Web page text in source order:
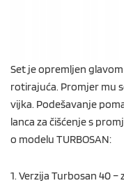
Set je opremljen
rotirajuća. Promjer mu
vijka. Podešavanje
lanca za čišćenje s
o modelu TURBOSAN:
1. Verzija Turbosan 40